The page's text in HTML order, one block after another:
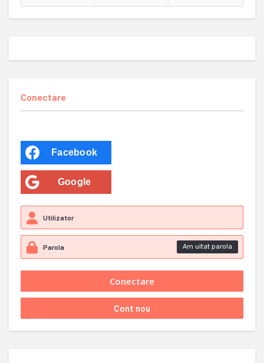
Conectare
Facebook
Google
Am uitat parola